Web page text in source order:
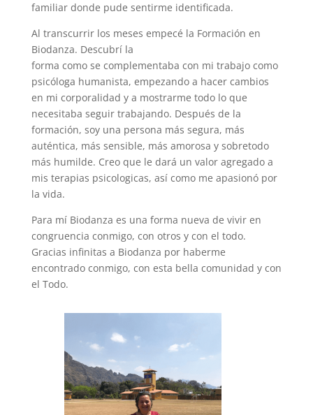
familiar donde pude sentirme identificada.
Al transcurrir los meses empecé la Formación en
Biodanza. Descubrí la
forma como se complementaba con mi trabajo como
psicóloga humanista, empezando a hacer cambios
en mi corporalidad y a mostrarme todo lo que
necesitaba seguir trabajando. Después de la
formación, soy una persona más segura, más
auténtica, más sensible, más amorosa y sobretodo
más humilde. Creo que le dará un valor agregado a
mis terapias psicologicas, así como me apasionó por
la vida.
Para mí Biodanza es una forma nueva de vivir en
congruencia conmigo, con otros y con el todo.
Gracias infinitas a Biodanza por haberme
encontrado conmigo, con esta bella comunidad y con
el Todo.